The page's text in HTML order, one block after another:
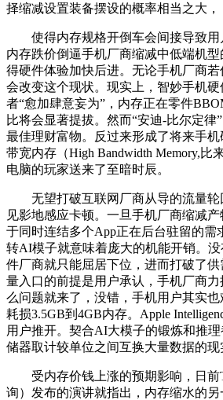
择缩减设置装备摆设的概率相当之大，
使得内存规格开倒车会间接导致用
内存跌价倒逼手机厂商缩减中低端机
得硬件体验加快后进。无论手机厂商
会改变这个现状。现实上，智妙手机
者“愈加肆意妄为”，内存正在零件
比将会显著提拔。然而“安迪-比尔定律
最佳理财富物。反过来形成了将来手
带宽内存（High Bandwidth Memory,比
电脑的玩家送来了至暗时辰。
无望打破互联网厂商从导的流量轮
见影地感应卡顿。一旦手机厂商缩减
于同时连结多个App正在后台驻留的需
转AI模子就意味着庞大的机能开销。
件厂商就只能屈居下位，进而打破了
量入口的前提是用户承认，手机厂商
么问题就来了，没错，手机用户其实
耗损3.5GB到4GB内存。Apple
用户推开。契合AI大模子的锻炼和推
储器取计较单位之间互换大量数据的现
受内存价钱上涨的预期影响，日前
询）发布的演讲就指出，内存缩水的